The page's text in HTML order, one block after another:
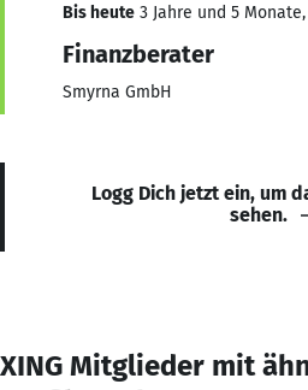
Bis heute 3 Jahre und 5
Finanzberater
Smyrna GmbH
Logg Dich jetzt ein, um
sehen.
XING Mitglieder mit